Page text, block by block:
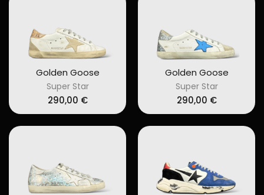
Golden Goose
Super Star
290,00 €
Golden Goose
Super Star
290,00 €